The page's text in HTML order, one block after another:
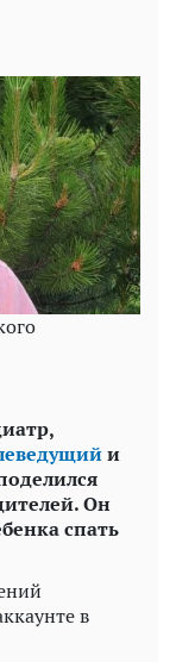
и
Он
спать
в